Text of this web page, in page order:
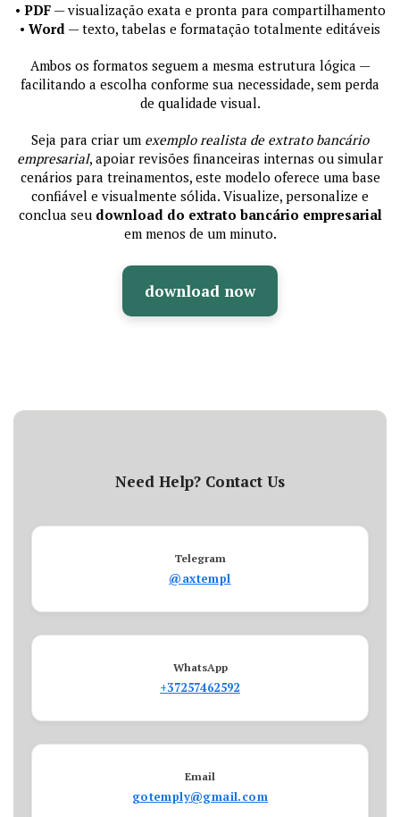
• PDF— visualização exata e pronta para compartilhamento
• Word — texto, tabelas e formatação totalmente editáveis
Ambos os formatos seguem a mesma estrutura lógica —
facilitando a escolha conforme sua necessidade, sem perda
de qualidade visual.
Seja para criar um exemplo realista de extrato bancário
empresarial, apoiar revisões financeiras internas ou simular
cenários para treinamentos, este modelo oferece uma base
confiável e visualmente sólida. Visualize, personalize e
conclua seu download do extrato bancário empresarial
em menos de um minuto.
download now
Need Help? Contact Us
Telegram
@axtempl
WhatsApp
+37257462592
Email
gotemply@gmail.com